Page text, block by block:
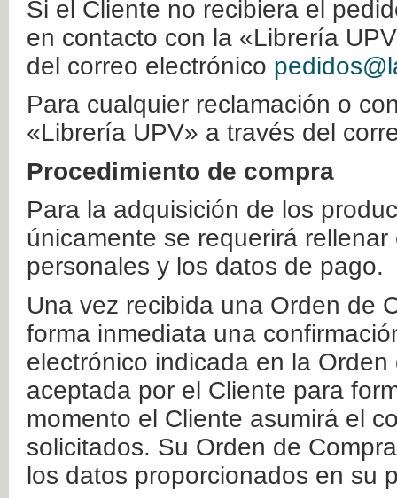
Si el Cliente no recibiera el
en contacto con la «Librería
del correo electrónico
Para cualquier reclamación o
«Librería UPV» a través del
Procedimiento de compra
Para la adquisición de los
únicamente se requerirá
personales y los datos de pago.
Una vez recibida una Orden de
forma inmediata una
electrónico indicada en la
aceptada por el Cliente para
momento el Cliente asumirá el
solicitados. Su Orden de
los datos proporcionados en su